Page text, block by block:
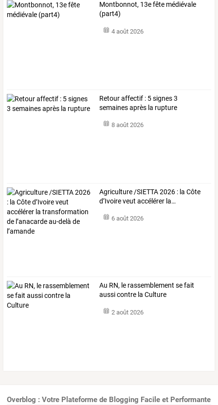
Montbonnot, 13e fête médiévale
(part4)
4 août 2026
Retour affectif : 5 signes 3
semaines après la rupture
8 août 2026
Agriculture /SIETTA2026 : la Côte
d’Ivoireveut accélérer la…
6 août 2026
Au RN, le rassemblement se fait
aussi contre la Culture
2 août 2026
Overblog : Votre Plateforme de Blogging Facile et Performante